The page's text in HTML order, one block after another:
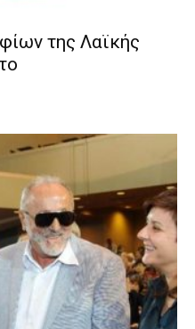
της Λαϊκής